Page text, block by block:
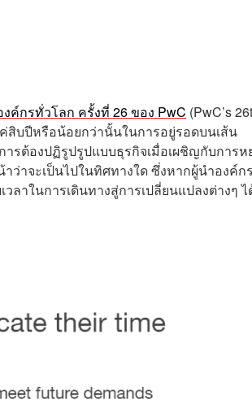
ค์กรทั่วโลก ครั้งที่ 26 ของ PwC (PwC’s
ค่สิบปีหรือน้อยกว่านั้นในการอยู่รอดบนเส้น
ารต้องปฏิรูปรูปแบบธุรกิจเมื่อเผชิญกับการห
าจะเป็นไปในทิศทางใด ซึ่งหากผู้นำองค์ก
าในการเดินทางสู่การเปลี่ยนแปลงต่างๆ